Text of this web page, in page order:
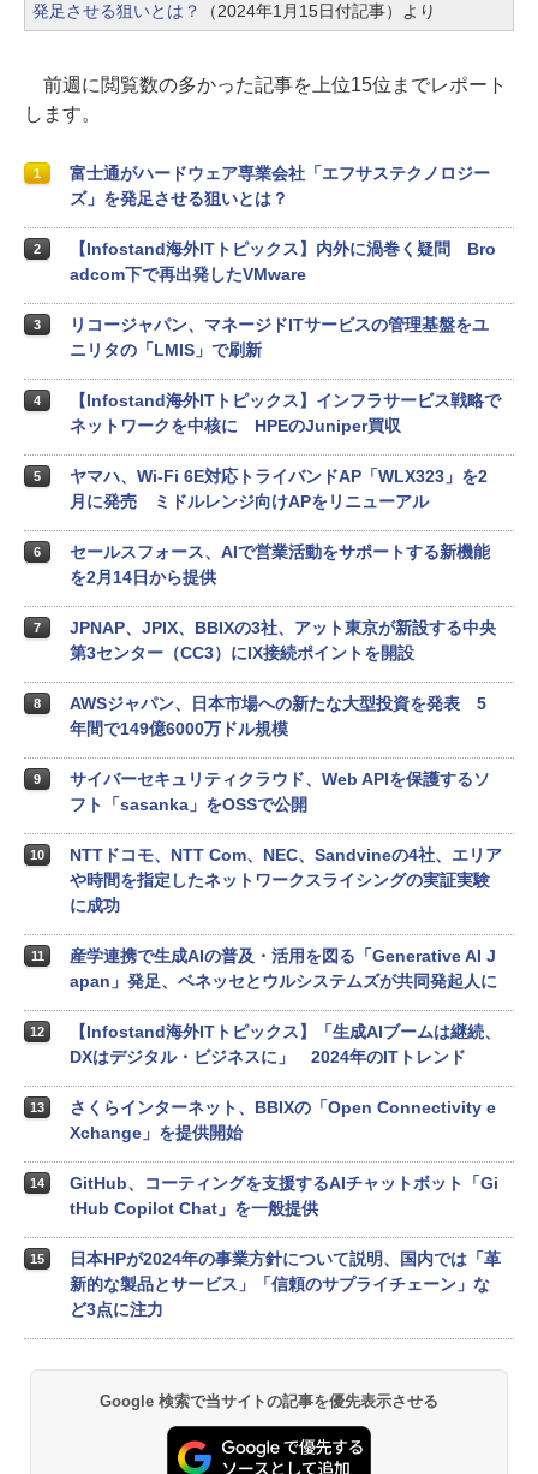
発足させる狙いとは？
（2024年1月15日付記事）より
前週に閲覧数の多かった記事を上位15位までレポート
します。
1
富士通がハードウェア専業会社「エフサステクノロジー
ズ」を発足させる狙いとは？
2
【Infostand海外ITトピックス】内外に渦巻く疑問 Bro
adcom下で再出発したVMware
3
リコージャパン、マネージドITサービスの管理基盤をユ
ニリタの「LMIS」で刷新
4
【Infostand海外ITトピックス】インフラサービス戦略で
ネットワークを中核に HPEのJuniper買収
5
ヤマハ、Wi-Fi 6E対応トライバンドAP「WLX323」を2
月に発売 ミドルレンジ向けAPをリニューアル
6
セールスフォース、AIで営業活動をサポートする新機能
を2月14日から提供
7
JPNAP、JPIX、BBIXの3社、アット東京が新設する中央
第3センター（CC3）にIX接続ポイントを開設
8
AWSジャパン、日本市場への新たな大型投資を発表 5
年間で149億6000万ドル規模
9
サイバーセキュリティクラウド、Web APIを保護するソ
フト「sasanka」をOSSで公開
10
NTTドコモ、NTT Com、NEC、Sandvineの4社、エリア
や時間を指定したネットワークスライシングの実証実験
に成功
11
産学連携で生成AIの普及・活用を図る「Generative AI J
apan」発足、ベネッセとウルシステムズが共同発起人に
12
【Infostand海外ITトピックス】「生成AIブームは継続、
DXはデジタル・ビジネスに」 2024年のITトレンド
13
さくらインターネット、BBIXの「Open Connectivity e
Xchange」を提供開始
14
GitHub、コーティングを支援するAIチャットボット「Gi
tHub Copilot Chat」を一般提供
15
日本HPが2024年の事業方針について説明、国内では「革
新的な製品とサービス」「信頼のサプライチェーン」な
ど3点に注力
Google 検索で当サイトの記事を優先表示させる